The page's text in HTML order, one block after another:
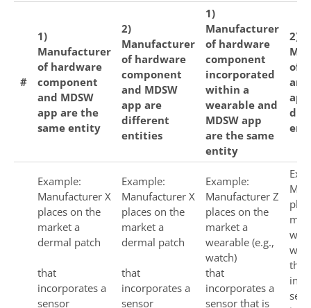
#
1)
Manufacturer
of hardware
component
and MDSW
app are the
same entity
2)
Manufacturer
of hardware
component
and MDSW
app are
different
entities
1)
Manufacturer
of hardware
component
incorporated
within a
wearable and
MDSW app
are the same
entity
2)
of
and
Example:
Manufacturer X
places on the
market a
dermal patch
that
incorporates a
sensor
Example:
Manufacturer X
places on the
market a
dermal patch
that
incorporates a
sensor
Example:
Manufacturer Z
places on the
market a
wearable (e.g.,
watch)
that
incorporates a
sensor that is
that